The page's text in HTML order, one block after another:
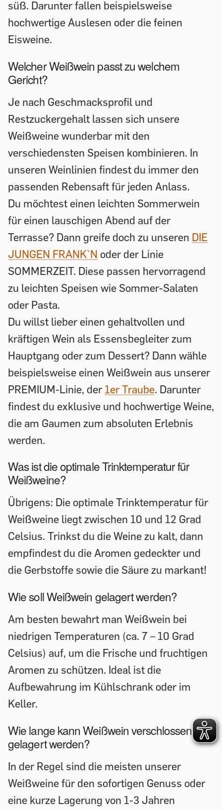
süß. Darunter fallen beispielsweise
hochwertige Auslesen oder die feinen
Eisweine.
Welcher Weißwein passt zu welchem
Gericht?
Je nach Geschmacksprofil und
Restzuckergehalt lassen sich unsere
Weißweine wunderbar mit den
verschiedensten Speisen kombinieren. In
unseren Weinlinien findest du immer den
passenden Rebensaft für jeden Anlass.
Du möchtest einen leichten Sommerwein
für einen lauschigen Abend auf der
Terrasse? Dann greife doch zu unseren DIE
JUNGEN FRANK`N oder der Linie
SOMMERZEIT. Diese passen hervorragend
zu leichten Speisen wie Sommer-Salaten
oder Pasta.
Du willst lieber einen gehaltvollen und
kräftigen Wein als Essensbegleiter zum
Hauptgang oder zum Dessert? Dann wähle
beispielsweise einen Weißwein aus unserer
PREMIUM-Linie, der 1er Traube. Darunter
findest du exklusive und hochwertige Weine,
die am Gaumen zum absoluten Erlebnis
werden.
Was ist die optimale Trinktemperatur für
Weißweine?
Übrigens: Die optimale Trinktemperatur für
Weißweine liegt zwischen 10 und 12 Grad
Celsius. Trinkst du die Weine zu kalt, dann
empfindest du die Aromen gedeckter und
die Gerbstoffe sowie die Säure zu markant!
Wie soll Weißwein gelagert werden?
Am besten bewahrt man Weißwein bei
niedrigen Temperaturen (ca. 7 – 10 Grad
Celsius) auf, um die Frische und fruchtigen
Aromen zu schützen. Ideal ist die
Aufbewahrung im Kühlschrank oder im
Keller.
Wie lange kann Weißwein verschlossen
gelagert werden?
In der Regel sind die meisten unserer
Weißweine für den sofortigen Genuss oder
eine kurze Lagerung von 1-3 Jahren